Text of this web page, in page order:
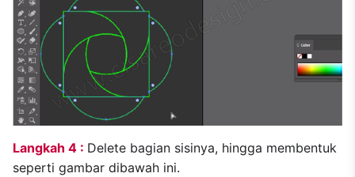
Langkah 4 : Delete bagian sisinya, hingga membentuk
seperti gambar dibawah ini.